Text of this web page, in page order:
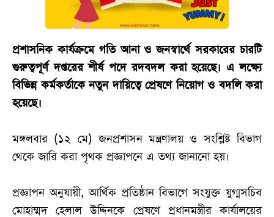
আর্কাইভ
প্রশাসনিক কার্যক্রমে গতি আনা ও জনস্বার্থে সরকারের চারটি
গুরুত্বপূর্ণ দপ্তরের শীর্ষ পদে রদবদল করা হয়েছে। এ লক্ষ্যে
বিভিন্ন কর্মকর্তাকে নতুন দায়িত্বে প্রেষণে নিয়োগ ও বদলি করা
হয়েছে।
মঙ্গলবার (১২ মে) জনপ্রশাসন মন্ত্রণালয় ও সংশ্লিষ্ট বিভাগ
থেকে জারি করা পৃথক প্রজ্ঞাপনে এ তথ্য জানানো হয়।
প্রজ্ঞাপন অনুযায়ী, আর্থিক প্রতিষ্ঠান বিভাগে সংযুক্ত যুগ্মসচিব
মোহাম্মদ হেলাল উদ্দিনকে প্রেষণে প্রধানমন্ত্রীর কার্যালয়ের